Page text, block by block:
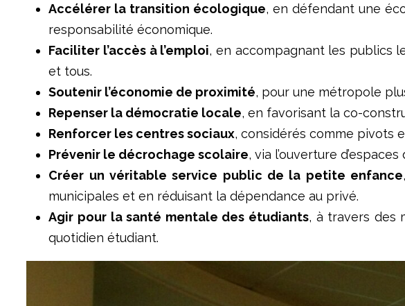
Accélérer la transition écologique, en défendant une
responsabilité économique.
Faciliter l’accès à l’emploi, en accompagnant les publics
et tous.
Soutenir l’économie de proximité, pour une métropole
Repenser la démocratie locale, en favorisant la co-
Renforcer les centres sociaux, considérés comme pivots
Prévenir le décrochage scolaire, via l’ouverture
Créer un véritable service public de la petite enfance
municipales et en réduisant la dépendance au privé.
Agir pour la santé mentale des étudiants, à travers des
quotidien étudiant.